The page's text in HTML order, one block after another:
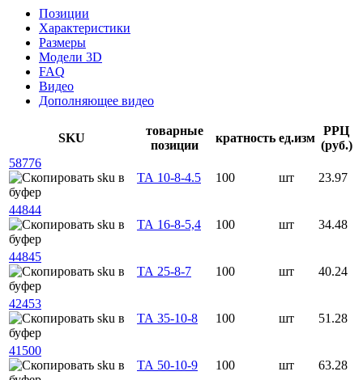
Позиции
Характеристики
Размеры
Модели 3D
FAQ
Видео
Дополняющее видео
SKU
товарные
позиции
кратность ед.изм
РРЦ
(руб.)
58776
ТА 10-8-4.5
100 шт 23.97
44844
ТА 16-8-5,4
100 шт 34.48
44845
ТА 25-8-7
100 шт 40.24
42453
ТА 35-10-8
100 шт 51.28
41500
ТА 50-10-9
100 шт 63.28